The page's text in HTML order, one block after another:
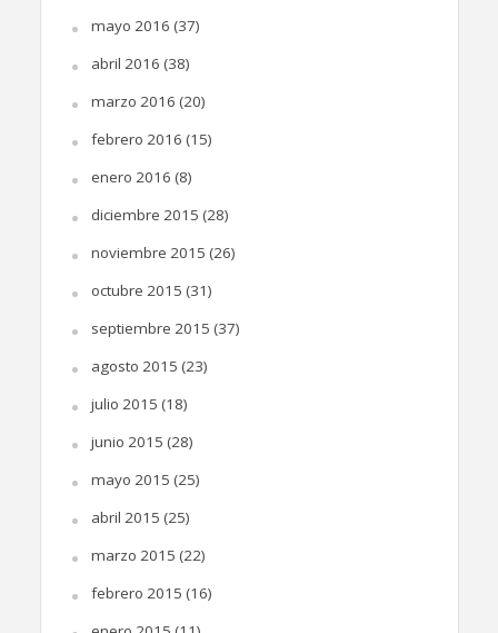
mayo 2016 (37)
abril 2016 (38)
marzo 2016 (20)
febrero 2016 (15)
enero 2016 (8)
diciembre 2015 (28)
noviembre 2015 (26)
octubre 2015 (31)
septiembre 2015 (37)
agosto 2015 (23)
julio 2015 (18)
junio 2015 (28)
mayo 2015 (25)
abril 2015 (25)
marzo 2015 (22)
febrero 2015 (16)